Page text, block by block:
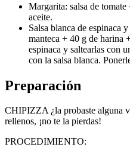
Margarita: salsa de
aceite.
Salsa blanca de espinaca
manteca + 40 g de harina
espinaca y saltearlas con
con la salsa blanca.
Preparación
CHIPIZZA ¿la probaste alguna
rellenos, ¡no te la pierdas!
PROCEDIMIENTO: